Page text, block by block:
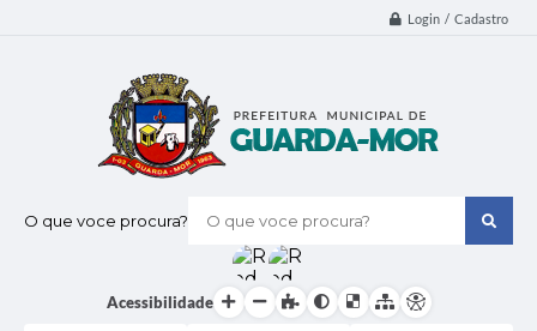
Login / Cadastro
O que voce procura?
Acessibilidade